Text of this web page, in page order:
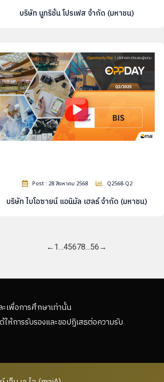
บริษัท นูทริชั่น โปรเฟส จำกัด (มหาชน)
Post : 28 สิงหาคม 2568 Q2568-Q2
บริษัท ไบโอซายน์ แอนิมัล เฮลธ์ จำกัด (มหาชน)
← 1…45678…56 →
เพื่อการศึกษาเท่านั้น
ห้การรับรองและขอปฏิเสธต่อความรับ